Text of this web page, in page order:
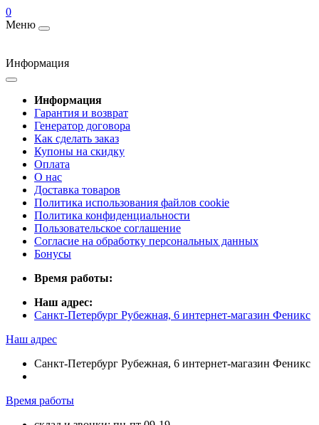
0
Меню
Информация
Информация
Гарантия и возврат
Генератор договора
Как сделать заказ
Купоны на скидку
Оплата
О нас
Доставка товаров
Политика использования файлов cookie
Политика конфиденциальности
Пользовательское соглашение
Согласие на обработку персональных данных
Бонусы
Время работы:
Наш адрес:
Санкт-Петербург Рубежная, 6 интернет-магазин Феникс
Наш адрес
Санкт-Петербург Рубежная, 6 интернет-магазин Феникс
Время работы